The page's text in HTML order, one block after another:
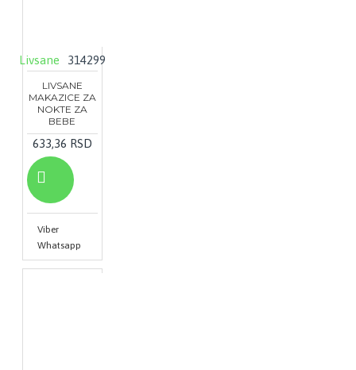
Livsane 314299
LIVSANE
MAKAZICE ZA
NOKTE ZA
BEBE
633,36 RSD
Viber
Whatsapp